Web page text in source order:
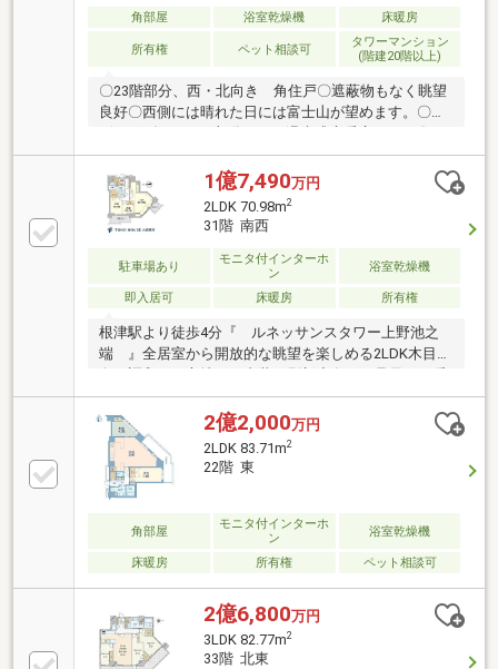
ーリング、フロアタイル貼替 〇ハウスクリーニン
グ ほか＜野島＞※室内の家具・インテリアはイメー
ジ用のもので、販売物件には含まれません。
角部屋 浴室乾燥機 床暖房
所有権 ペット相談可
タワーマンション
(階建20階以上)
〇23階部分、西・北向き 角住戸〇遮蔽物もなく眺望
良好〇西側には晴れた日には富士山が望めます。〇リ
成17年1月築。内廊下設計。
1億7,490万円
2LDK 70.98m2
31階 南西
駐車場あり
モニタ付インターホ
ン
浴室乾燥機
即入居可 床暖房 所有権
根津駅より徒歩4分『 ルネッサンスタワー上野池之
端 』全居室から開放的な眺望を楽しめる2LDK木目と
かい床暖房や便利な食洗機を設置◇生ごみを処理でき
るディスポーザー付キッチン◆WICやSIC等全居室に収
納を設け、収納力を確保◇浴室乾燥機や温水洗浄便座
など最新の水回り設備◆ゲストルームなど、豪華な共
有施設が充実！◇ペット可！動物と触れ合いながら暮
らせる住まい～東京、川崎エリアの「住まい」探しに
確かな安心と満足を～ 東宝ハウス大田東京ならではの
高品質なサービスをお届けします。
2億2,000万円
2LDK 83.71m2
22階 東
角部屋
モニタ付インターホ
ン
浴室乾燥機
床暖房 所有権 ペット相談可
2億6,800万円
3LDK 82.77m2
33階 北東